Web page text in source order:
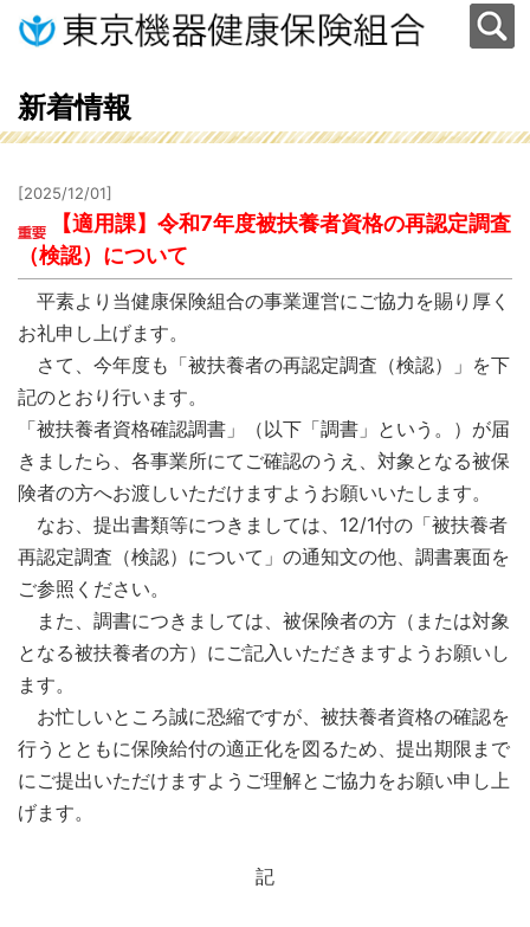
新着情報
[2025/12/01]
【適用課】令和7年度被扶養者資格の再認定調査
（検認）について
平素より当健康保険組合の事業運営にご協力を賜り厚く
お礼申し上げます。
さて、今年度も「被扶養者の再認定調査（検認）」を下
記のとおり行います。
「被扶養者資格確認調書」（以下「調書」という。）が届
きましたら、各事業所にてご確認のうえ、対象となる被保
険者の方へお渡しいただけますようお願いいたします。
なお、提出書類等につきましては、12/1付の「被扶養者
再認定調査（検認）について」の通知文の他、調書裏面を
ご参照ください。
また、 調書につきましては、被保険者の方（または対象
となる被扶養者の方）にご記入いただきますようお願いし
ます。
お忙しいところ誠に恐縮ですが、被扶養者資格の確認を
行うとともに保険給付の適正化を図るため、提出期限まで
にご提出いただけますようご理解とご協力をお願い申し上
げます。
記